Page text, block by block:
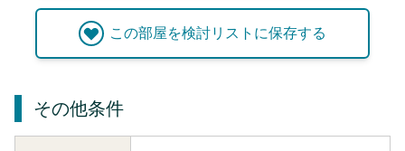
この部屋を検討リストに保存する
その他条件